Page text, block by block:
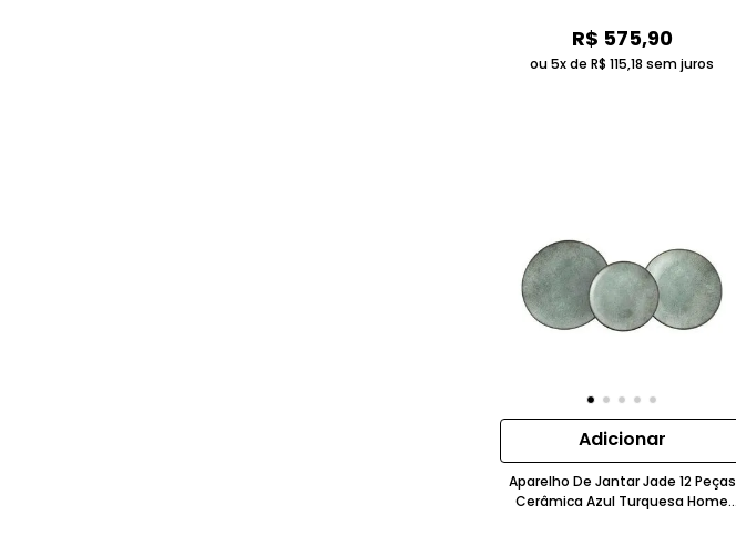
R$ 575,90
ou 5x deR$ 115,18 sem juros
Adicionar
Aparelho De Jantar Jade 12 Peças
Cerâmica Azul Turquesa Home